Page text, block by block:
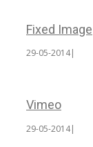
Fixed Image
29-05-2014|
Vimeo
29-05-2014|